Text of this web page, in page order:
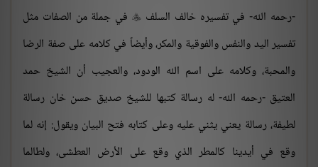
-رحمه الله- في تفسيره خالف السلف في جملة من الصفات مثل
تفسير اليد والنفس والفوقية والمكر، وأيضاً في كلامه على صفة الرضا
والمحبة، وكلامه على اسم الله الودود، والعجيب أن الشيخ حمد
العتيق -رحمه الله- له رسالة كتبها للشيخ صديق حسن خان رسالة
لطيفة، رسالة يعني يثني عليه وعلى كتابه فتح البيان ويقول: إنه لما
وقع في أيدينا كالمطر الذي وقع على الأرض العطشى، ولطالما